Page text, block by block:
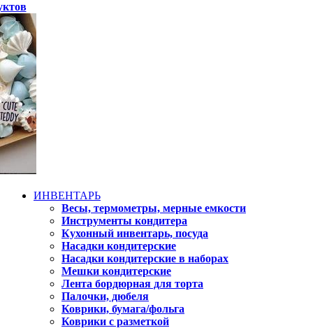
ИНВЕНТАРЬ
Весы, термометры, мерные емкости
Инструменты кондитера
Кухонный инвентарь, посуда
Насадки кондитерские
Насадки кондитерские в наборах
Мешки кондитерские
Лента бордюрная для торта
Палочки, дюбеля
Коврики, бумага/фольга
Коврики с разметкой